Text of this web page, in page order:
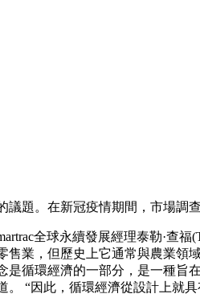
題。在新冠疫情期間，市場調
全球永續發展經理泰勒·查
售業，但歷史上它通常與農業
是循環經濟的一部分，是一種
。 “因此，循環經濟從設計上就